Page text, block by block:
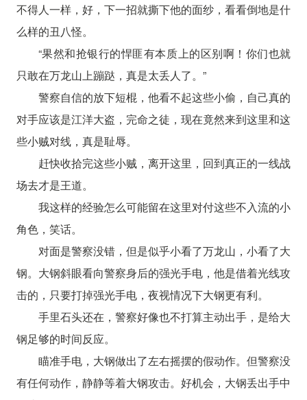
不得人一样，好，下一招就撕下他的面纱，看看倒地是什
么样的丑八怪。
“果然和抢银行的悍匪有本质上的区别啊！你们也就
只敢在万龙山上蹦跶，真是太丢人了。”
警察自信的放下短棍，他看不起这些小偷，自己真的
对手应该是江洋大盗，完命之徒，现在竟然来到这里和这
些小贼对线，真是耻辱。
赶快收拾完这些小贼，离开这里，回到真正的一线战
场去才是王道。
我这样的经验怎么可能留在这里对付这些不入流的小
角色，笑话。
对面是警察没错，但是似乎小看了万龙山，小看了大
钢。大钢斜眼看向警察身后的强光手电，他是借着光线攻
击的，只要打掉强光手电，夜视情况下大钢更有利。
手里石头还在，警察好像也不打算主动出手，是给大
钢足够的时间反应。
瞄准手电，大钢做出了左右摇摆的假动作。但警察没
有任何动作，静静等着大钢攻击。好机会，大钢丢出手中